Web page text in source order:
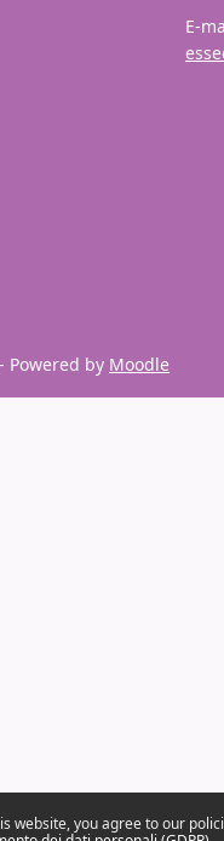
website, you agree to our
E-
- Powered by Moodle